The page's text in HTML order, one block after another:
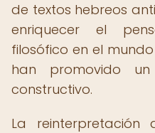
de textos hebreos
enriquecer el
filosófico en el
han promovido un
constructivo.
La reinterpretación